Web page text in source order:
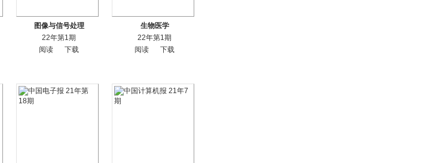
图像与信号处理
22年第1期
阅读
下载
生物医学
22年第1期
阅读
下载